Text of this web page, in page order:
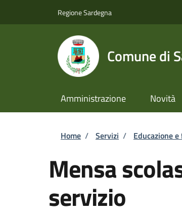
Regione Sardegna
Comune di
Amministrazione Novità
Briciole di
Home / Servizi / Educazione
Mensa
servizio